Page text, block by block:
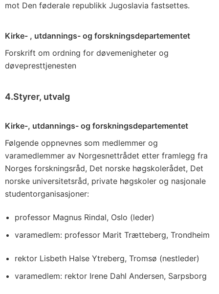
mot Den føderale republikk Jugoslavia fastsettes.
Kirke- , utdannings- og forskningsdepartementet
Forskrift om ordning for døvemenigheter og
døvepresttjenesten
4.Styrer, utvalg
Kirke-, utdannings- og forskningsdepartementet
Følgende oppnevnes som medlemmer og
varamedlemmer av Norgesnettrådet etter framlegg fra
Norges forskningsråd, Det norske høgskolerådet, Det
norske universitetsråd, private høgskoler og nasjonale
studentorganisasjoner:
professor Magnus Rindal, Oslo (leder)
varamedlem: professor Marit Trætteberg, Trondheim
rektor Lisbeth Halse Ytreberg, Tromsø (nestleder)
varamedlem: rektor Irene Dahl Andersen, Sarpsborg